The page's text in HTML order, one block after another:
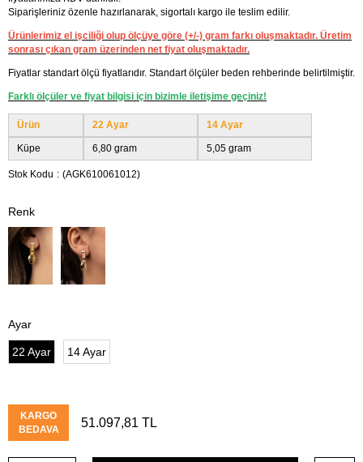
Siparişleriniz özenle hazırlanarak, sigortalı kargo ile teslim edilir.
Ürünlerimiz el işciliği olup ölçüye göre (+/-) gram farkı oluşmaktadır. Üretim
sonrası çıkan gram üzerinden net fiyat oluşmaktadır.
Fiyatlar standart ölçü fiyatlarıdır. Standart ölçüler beden rehberinde belirtilmiştir.
Farklı ölçüler ve fiyat bilgisi için bizimle iletişime geçiniz!
Ürün 22 Ayar 14 Ayar
Küpe 6,80 gram 5,05 gram
Stok Kodu (AGK610061012)
Ayar
22 Ayar 14 Ayar
KARGO
BEDAVA
51.097,81 TL